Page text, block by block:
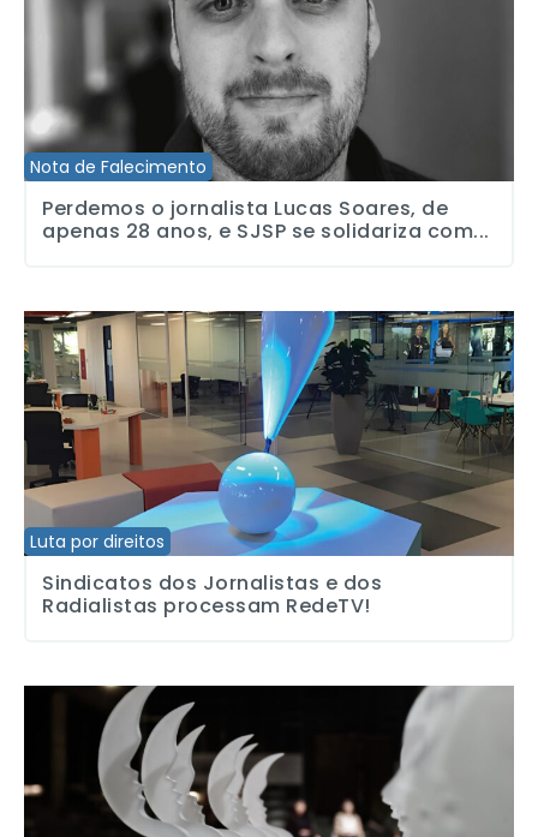
Nota de Falecimento
Perdemos o jornalista Lucas Soares, de
apenas 28 anos, e SJSP se solidariza com...
Luta por direitos
Sindicatos dos Jornalistas e dos Radialistas processam RedeTV!
Sindicatos dos Jornalistas e dos
Radialistas processam RedeTV!
Jamil Chade e Paulo Caruso serão homenageados com Prêmio